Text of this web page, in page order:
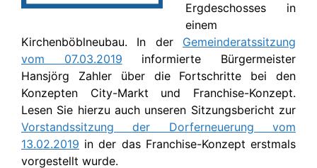
Ergdeschosses in
einem
Kirchenböblneubau. In der Gemeinderatssitzung
vom 07.03.2019 informierte Bürgermeister
Hansjörg Zahler über die Fortschritte bei den
Konzepten City-Markt und Franchise-Konzept.
Lesen Sie hierzu auch unseren Sitzungsbericht zur
Vorstandssitzung der Dorferneuerung vom
13.02.2019 in der das Franchise-Konzept erstmals
vorgestellt wurde.